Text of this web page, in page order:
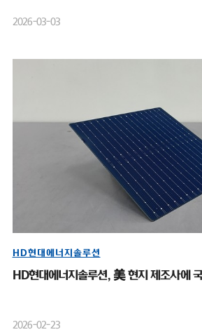
2026-03-03
HD현대에너지솔루션
HD현대에너지솔루션, 美 현지 제조사에
2026-02-23